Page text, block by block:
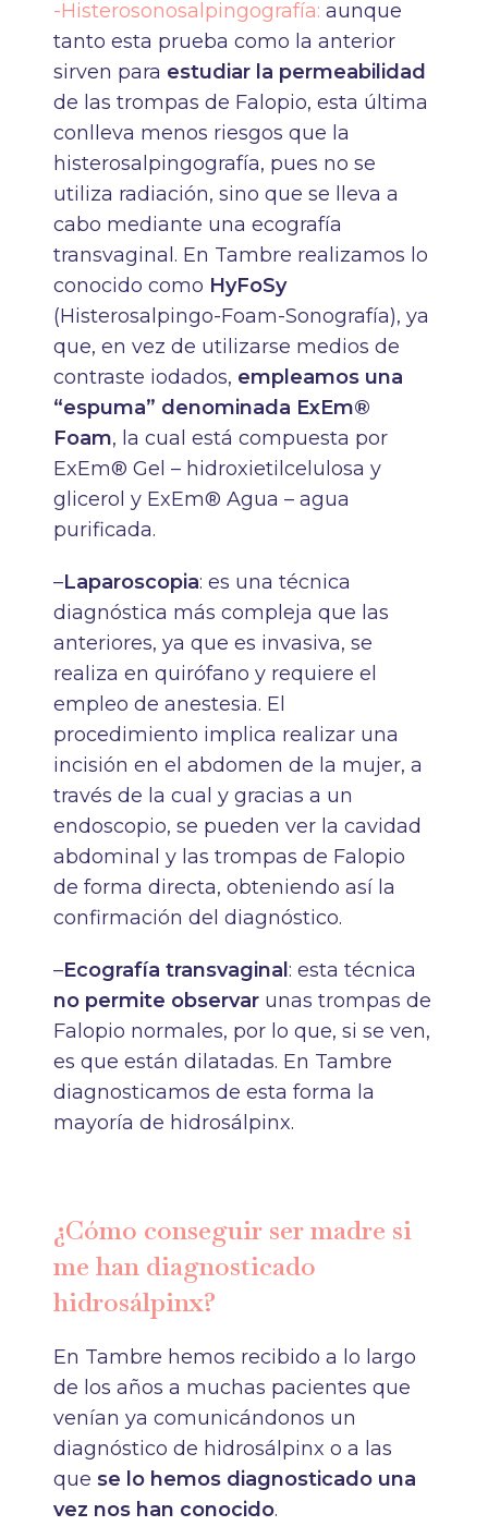
-Histerosonosalpingografía: aunque
tanto esta prueba como la anterior
sirven para estudiar la permeabilidad
de las trompas de Falopio, esta última
conlleva menos riesgos que la
histerosalpingografía, pues no se
utiliza radiación, sino que se lleva a
cabo mediante una ecografía
transvaginal. En Tambre realizamos lo
conocido como HyFoSy
(Histerosalpingo-Foam-Sonografía), ya
que, en vez de utilizarse medios de
contraste iodados, empleamos una
“espuma” denominada ExEm®
Foam, la cual está compuesta por
ExEm® Gel – hidroxietilcelulosa y
glicerol y ExEm® Agua – agua
purificada.
–Laparoscopia: es una técnica
diagnóstica más compleja que las
anteriores, ya que es invasiva, se
realiza en quirófano y requiere el
empleo de anestesia. El
procedimiento implica realizar una
incisión en el abdomen de la mujer, a
través de la cual y gracias a un
endoscopio, se pueden ver la cavidad
abdominal y las trompas de Falopio
de forma directa, obteniendo así la
confirmación del diagnóstico.
–Ecografía transvaginal: esta técnica
no permite observar unas trompas de
Falopio normales, por lo que, si se ven,
es que están dilatadas. En Tambre
diagnosticamos de esta forma la
mayoría de hidrosálpinx.
¿Cómo conseguir ser madre si
me han diagnosticado
hidrosálpinx?
En Tambre hemos recibido a lo largo
de los años a muchas pacientes que
venían ya comunicándonos un
diagnóstico de hidrosálpinx o a las
que se lo hemos diagnosticado una
vez nos han conocido.